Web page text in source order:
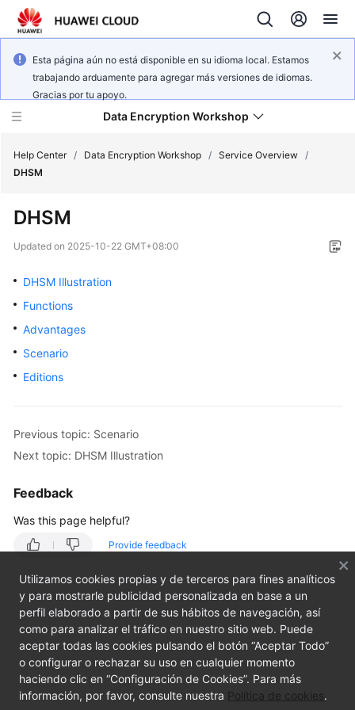
Esta página aún no está disponible en su idioma local. Estamos
trabajando arduamente para agregar más versiones de idiomas.
Gracias por tu apoyo.
Data Encryption Workshop
New
Overview
Billing
Getting
Best
Reference
Reference
FAQs
Videos
Help Center / Data Encryption Workshop / Service Overview /
DHSM
DHSM
Updated on 2025-10-22 GMT+08:00
DHSM Illustration
Functions
Advantages
Scenario
Editions
Previous topic: Scenario
Next topic: DHSM Illustration
Feedback
Was this page helpful?
Provide feedback
Utilizamos cookies propias y de terceros para fines analíticos
y para mostrarle publicidad personalizada en base a un
perfil elaborado a partir de sus hábitos de navegación, así
como para analizar el tráfico en nuestro sitio web. Puede
aceptar todas las cookies pulsando el botón “Aceptar Todo”
o configurar o rechazar su uso en cualquier momento
haciendo clic en “Configuración de Cookies”. Para más
información, por favor, consulte nuestra Política de cookies.